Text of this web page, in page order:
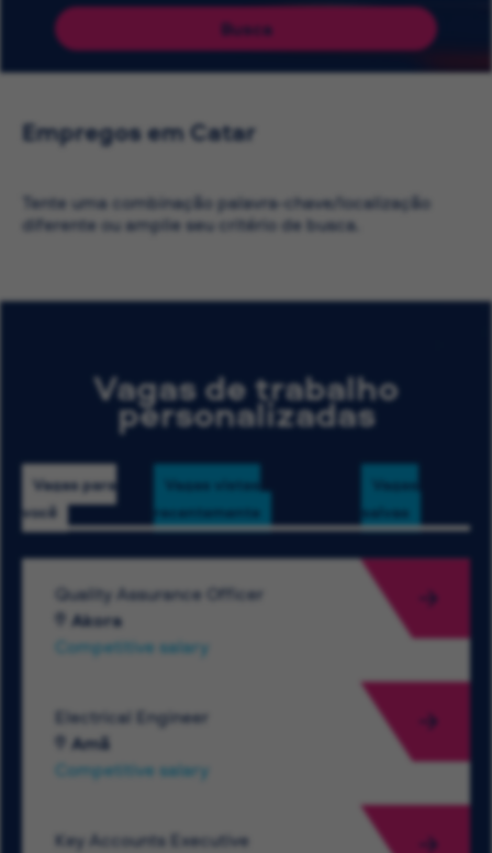
Busca
Empregos em Catar
Tente uma combinação palavra-chave/localização
diferente ou amplie seu critério de busca.
Vagas de trabalho
personalizadas
Vagas para
você
Vagas vistas
recentemente
Vagas
salvas
Quality Assurance Officer
Akora
Competitive salary
Electrical Engineer
Amã
Competitive salary
Key Accounts Executive